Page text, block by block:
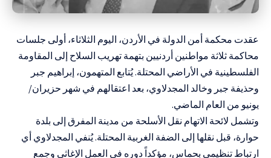
عقدت محكمة أمن الدولة في الأردن، اليوم الثلاثاء، أولى جلسات
محاكمة ثلاثة مواطنين أردنيين بتهمة تهريب السلاح إلى المقاومة
الفلسطينية في الأراضي المحتلة. يُتابع المتهمون، إبراهيم جبر
وحذيفة جبر وخالد المجدلاوي، بعد اعتقالهم في شهر حزيران/
يونيو من العام الماضي.
وتشمل لائحة الاتهام نقل الأسلحة من مدينة المفرق إلى بلدة
حوارة، قبل نقلها إلى الضفة الغربية المحتلة. يُنفي المجدلاوي أي
ارتباط تنظيمي بحماس، مؤكداً دوره في العمل الإغاثي وجمع